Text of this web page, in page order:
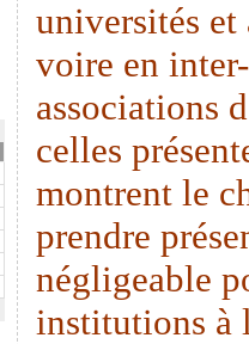
universités et
voire en
associations
celles
montrent le
prendre
négligeable
institutions à